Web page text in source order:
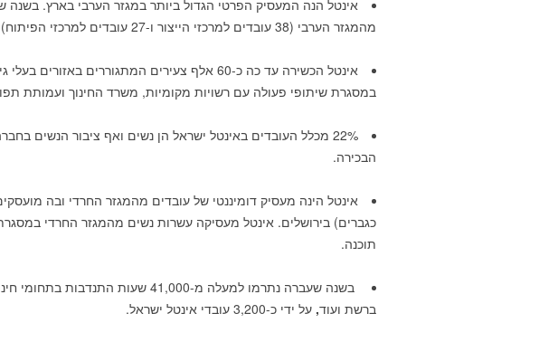
מהמגזר הערבי (38 עובדים למרכזי הייצור ו-27 עובדים למרכזי הפיתוח).
אינטל הכשירה עד כה כ-60 אלף צעירים המתגוררים באזורים בעלי גישה מוגבלת למחשבים,
במסגרת שיתופי פעולה עם רשויות מקומיות, משרד החינוך ועמותת
הבכירה.
כגברים) בירושלים. אינטל מעסיקה עשרות נשים מהמגזר החרדי
תוכנה.
בשנה שעברה נתרמו למעלה מ-41,000 שעות
ברשת ועוד,על ידי כ-3,200 עובדי אינטל ישראל.